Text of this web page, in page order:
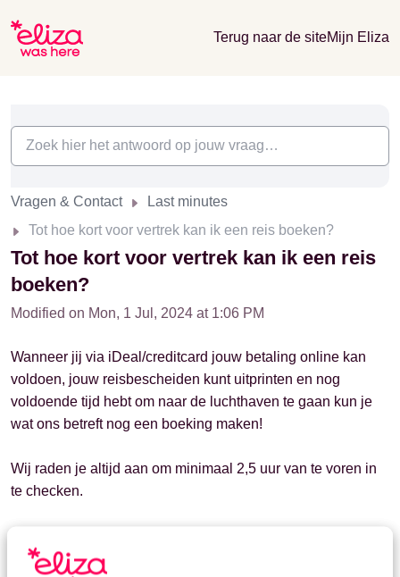
Terug naar de siteMijn Eliza
Vragen & Contact
Last minutes
Tot hoe kort voor vertrek kan ik een reis boeken?
Tot hoe kort voor vertrek kan ik een reis
boeken?
Modified on Mon, 1 Jul, 2024 at 1:06 PM
Wanneer jij via iDeal/creditcard jouw betaling online kan
voldoen, jouw reisbescheiden kunt uitprinten en nog
voldoende tijd hebt om naar de luchthaven te gaan kun je
wat ons betreft nog een boeking maken!
Wij raden je altijd aan om minimaal 2,5 uur van te voren in
te checken.
tijd op de luchthaven aanwezig te zijn. Wanneer je jouw